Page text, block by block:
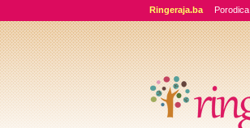
Ringeraja.ba Porodica